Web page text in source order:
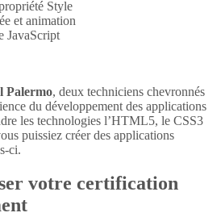
Style
et animation
JavaScript
Palermo, deux techniciens chevronnés
du développement des applications
les technologies l’HTML5, le CSS3
puissiez créer des applications
ci.
votre certification